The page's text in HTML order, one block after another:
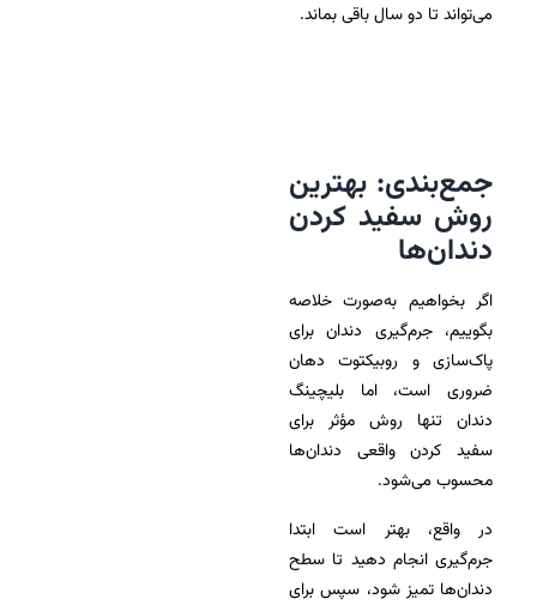
می‌تواند تا دو سال باقی بماند.
جمع‌بندی: بهترین
روش سفید کردن
دندان‌ها
اگر بخواهیم به‌صورت خلاصه
بگوییم، جرم‌گیری دندان برای
پاک‌سازی و روبیکتوت دهان
ضروری است، اما بلیچینگ
دندان تنها روش مؤثر برای
سفید کردن واقعی دندان‌ها
محسوب می‌شود.
در واقع، بهتر است ابتدا
جرم‌گیری انجام دهید تا سطح
دندان‌ها تمیز شود، سپس برای